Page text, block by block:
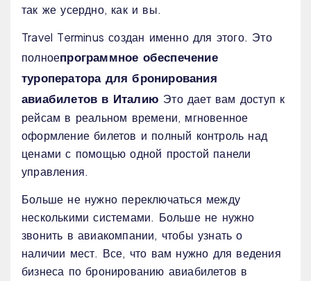
так же усердно, как и вы.
Travel Terminus создан именно для этого. Это
полноепрограммное обеспечение
туроператора для бронирования
авиабилетов в Италию Это дает вам доступ к
рейсам в реальном времени, мгновенное
оформление билетов и полный контроль над
ценами с помощью одной простой панели
управления.
Больше не нужно переключаться между
несколькими системами. Больше не нужно
звонить в авиакомпании, чтобы узнать о
наличии мест. Все, что вам нужно для ведения
бизнеса по бронированию авиабилетов в